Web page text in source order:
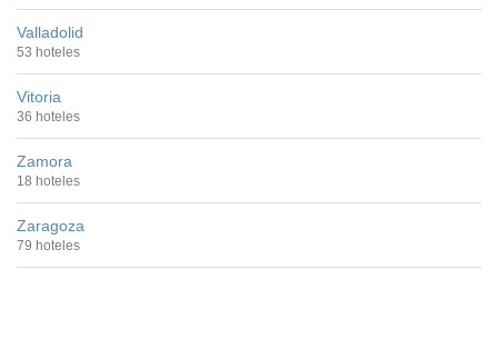
Valladolid
53 hoteles
Vitoria
36 hoteles
Zamora
18 hoteles
Zaragoza
79 hoteles